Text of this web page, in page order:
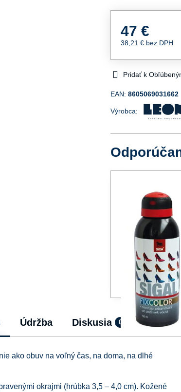
47 €
38,21 € bez DPH
Pridať k
EAN:8605069031662
Výrobca:
Údržba Diskusia 0
ako obuv na voľný čas, na doma, na dlhé
okrajmi (hrúbka 3,5 – 4,0 cm). Kožené